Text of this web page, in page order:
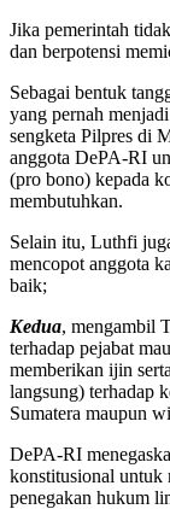
Jika pemerintah
dan berpotensi
Sebagai bentuk
yang pernah
sengketa Pilpres di
anggota DePA-RI
(pro bono) kepada
membutuhkan.
Selain itu, Luthfi
mencopot anggota
baik;
Kedua, mengambil
terhadap pejabat
memberikan ijin
langsung) terhadap
Sumatera maupun
DePA-RI
konstitusional untuk
penegakan hukum